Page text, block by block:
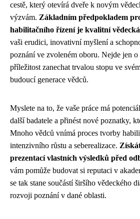
cestě, který otevírá dveře k novým
výzvám. Základním předpokladem
habilitačního řízení je kvalitní
vaši erudici, inovativní myšlení a
poznání ve zvoleném oboru. Nejde jen
příležitost zanechat trvalou stopu ve
budoucí generace vědců.
Myslete na to, že vaše práce má
další badatele a přinést nové poznatky,
Mnoho vědců vnímá proces tvorby
intenzivního růstu a seberealizace.
prezentací vlastních výsledků před
vám pomůže budovat si reputaci v
se tak stane součástí širšího vědeckého
rozvoji poznání v dané oblasti.